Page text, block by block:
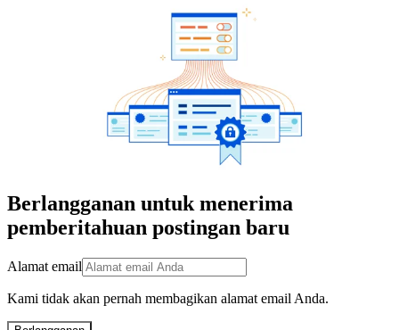
Berlangganan untuk menerima
pemberitahuan postingan baru
Alamat email
Kami tidak akan pernah membagikan alamat email Anda.